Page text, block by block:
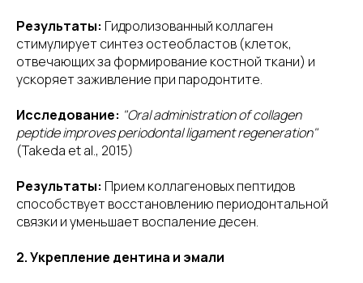
Результаты: Гидролизованный коллаген
стимулирует синтез остеобластов (клеток,
отвечающих за формирование костной ткани) и
ускоряет заживление при пародонтите.
Исследование: "Oral administration of collagen
peptide improves periodontal ligament regeneration"
(Takeda et al., 2015)
Результаты: Прием коллагеновых пептидов
способствует восстановлению периодонтальной
связки и уменьшает воспаление десен.
2. Укрепление дентина и эмали